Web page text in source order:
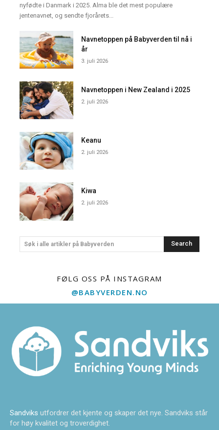
nyfødte i Danmark i 2025. Alma ble det mest populære
jentenavnet, og sendte fjorårets...
Navnetoppen på Babyverden til nå i
år
3. juli 2026
Navnetoppen i New Zealand i 2025
2. juli 2026
Keanu
2. juli 2026
Kiwa
2. juli 2026
Søk i alle artikler på Babyverden Search
FØLG OSS PÅ INSTAGRAM
@BABYVERDEN.NO
Sandviks utfordrer det kjente og skaper det nye. Sandviks står
for høy kvalitet og troverdighet.